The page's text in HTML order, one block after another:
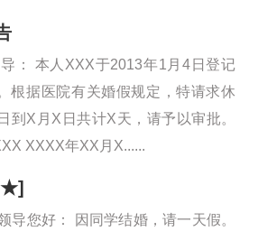
： 本人XXX于2013年1月4日登记
根据医院有关婚假规定，特请求休
到X月X日共计X天，请予以审批。
XXXX年XX月X......
导您好： 因同学结婚，请一天假。